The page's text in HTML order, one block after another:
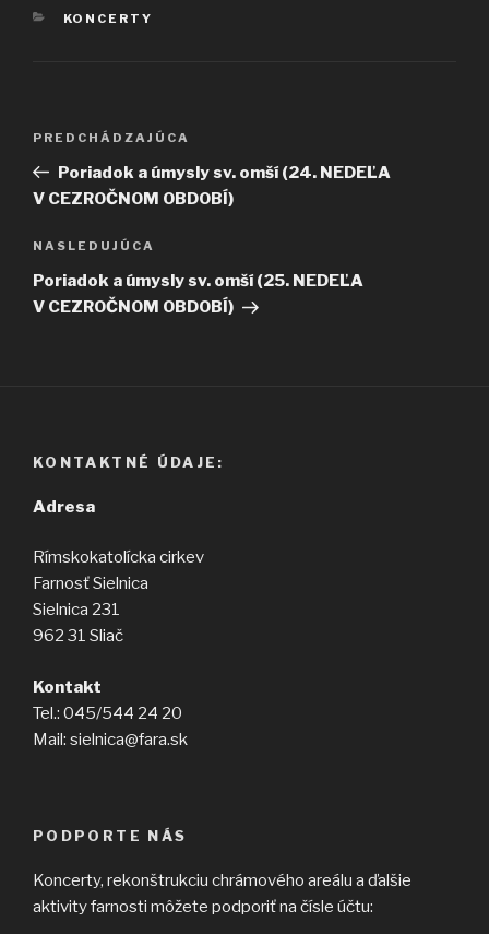
KATEGÓRIE
KONCERTY
Navigácia
článku
Predchádzajúci
článok
PREDCHÁDZAJÚCA
Poriadok a úmysly sv. omší (24. NEDEĽA
V CEZROČNOM OBDOBÍ)
Ďalší
článok
NASLEDUJÚCA
Poriadok a úmysly sv. omší (25. NEDEĽA
V CEZROČNOM OBDOBÍ)
KONTAKTNÉ ÚDAJE:
Adresa
Rímskokatolícka cirkev
Farnosť Sielnica
Sielnica 231
962 31 Sliač
Kontakt
Tel.: 045/544 24 20
Mail: sielnica@fara.sk
PODPORTE NÁS
Koncerty, rekonštrukciu chrámového areálu a ďalšie
aktivity farnosti môžete podporiť na čísle účtu: